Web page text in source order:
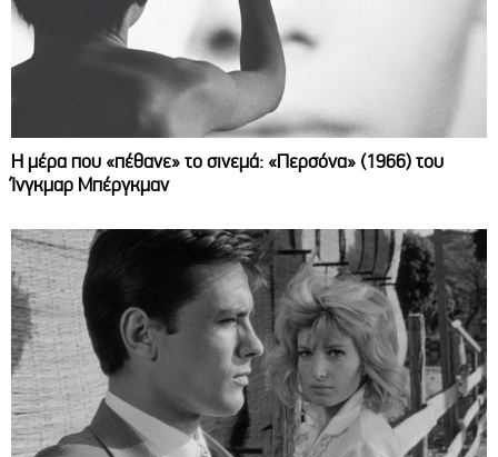
Η μέρα που «πέθανε» το σινεμά: «Περσόνα» (1966) του
Ίνγκμαρ Μπέργκμαν